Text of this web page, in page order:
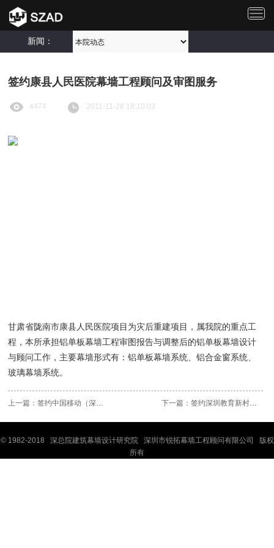
切
航
新闻：
签约康县人民医院幕墙工程顾问及审图服务
4474 2011-11-28 18:10:03
甘肃省陇南市康县人民医院项目为灾后重建项目，属我院的重点工
程，本所承担铝单板幕墙工程审图报告与调整后的铝单板幕墙设计
与顾问工作，主要幕墙形式有：铝单板幕墙系统、铝合金窗系统、
玻璃幕墙系统。
上一篇：签约中国移动（深圳）生产调度中.. 下一篇： 签约深圳教育新村拆迁改造项目幕..
© 1982-2018 深总院建筑幕墙设计研究院 深圳市锐拓幕墙工程顾问有限公司 版权
所有